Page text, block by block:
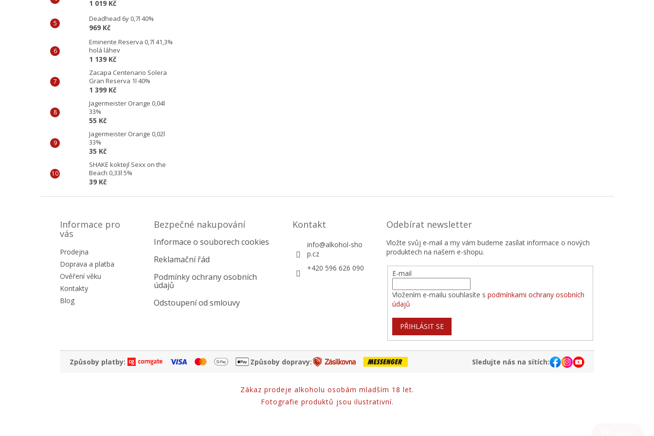
1 019 Kč
Deadhead 6y 0,7l 40%
969 Kč
Eminente Reserva 0,7l 41,3%
holá láhev
1 139 Kč
Zacapa Centenario Solera
Gran Reserva 1l 40%
1 399 Kč
Jagermeister Orange 0,04l
33%
55 Kč
Jagermeister Orange 0,02l
33%
35 Kč
SHAKE koktejl Sexx on the
Beach 0,33l 5%
39 Kč
Informace pro
vás
Prodejna
Doprava a platba
Ověření věku
Kontakty
Blog
Bezpečné nakupování
Informace o souborech cookies
Reklamační řád
Podmínky ochrany osobních
údajů
Odstoupení od smlouvy
Kontakt
info@alkohol-sho
p.cz
+420 596 626 090
Odebírat newsletter
Vložte svůj e-mail a my vám budeme zasílat informace o nových
produktech na našem e-shopu.
E-mail
Vložením e-mailu souhlasíte spodmínkami ochrany osobních
údajů
PŘIHLÁSIT SE
Způsoby platby: Způsoby dopravy: Sledujte nás na sítích:
Zákaz prodeje alkoholu osobám mladším 18 let.
Fotografie produktů jsou ilustrativní.